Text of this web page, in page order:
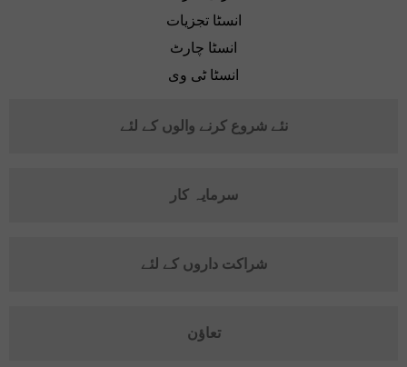
انسٹا تجزیات
انسٹا چارٹ
انسٹا ٹی وی
نئے شروع کرنے والوں کے لئے
سرمایہ کار
شراکت داروں کے لئے
تعاؤن